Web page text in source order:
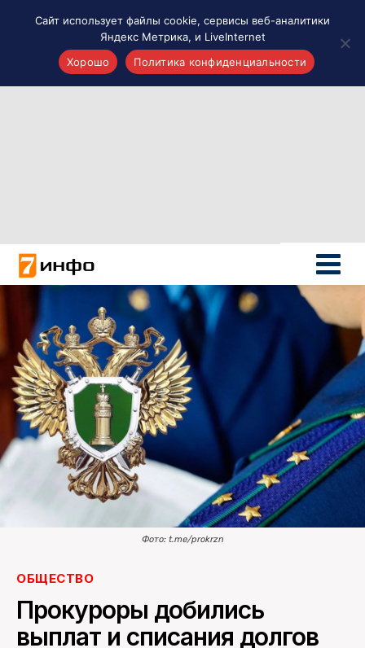
Новости России
Политика
Новости мира
Все материалы 7инфо
О НАС
ПОИСК ПО САЙТУ
Фото: t.me/prokrzn
ОБЩЕСТВО
Прокуроры добились
выплат и списания долгов
Сайт использует файлы cookie, сервисы веб-аналитики
Яндекс Метрика, и LiveInternet
Хорошо
Политика конфиденциальности